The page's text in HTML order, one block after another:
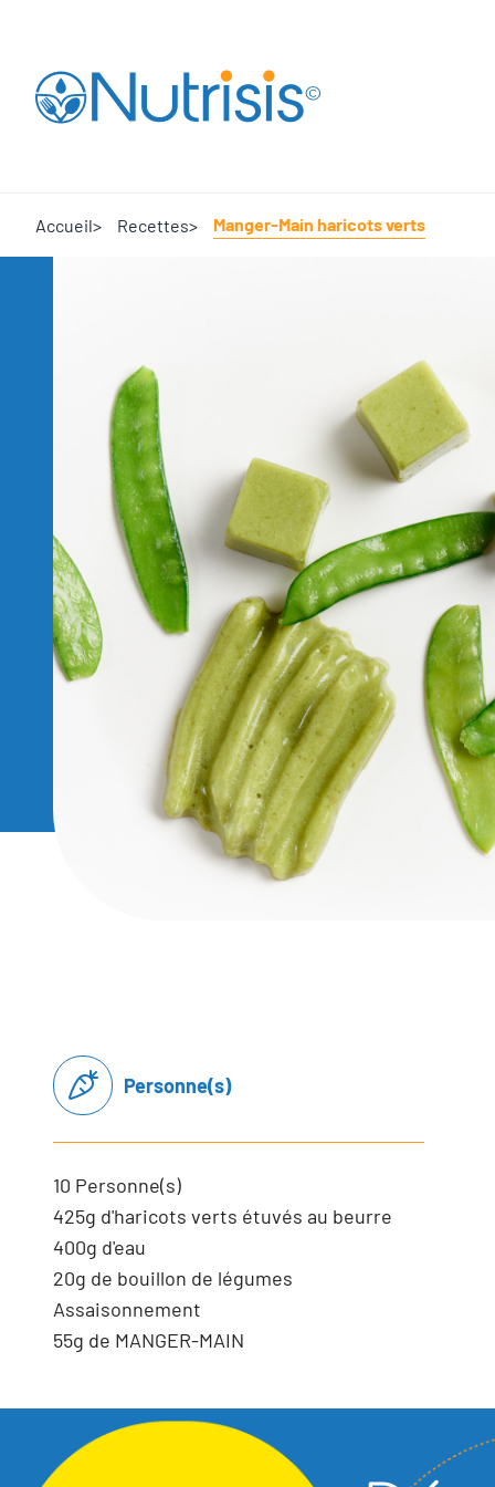
Accueil Recettes Manger-Main haricots verts
Personne(s)
10 Personne(s)
425g d'haricots verts étuvés au beurre
400g d'eau
20g de bouillon de légumes
Assaisonnement
55g de MANGER-MAIN